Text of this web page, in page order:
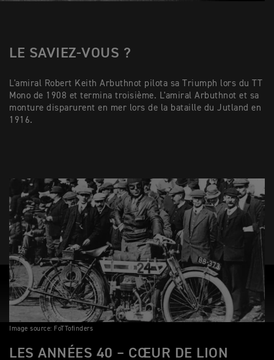
LE SAVIEZ-VOUS ?
L'amiral Robert Keith Arbuthnot pilota sa Triumph lors du TT
Mono de 1908 et termina troisième. L'amiral Arbuthnot et sa
monture disparurent en mer lors de la bataille du Jutland en
1916.
Image source: FoTTofinders
LES ANNÉES 40 – CŒUR DE LION